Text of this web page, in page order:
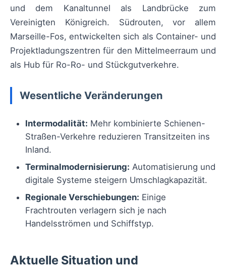
und dem Kanaltunnel als Landbrücke zum
Vereinigten Königreich. Südrouten, vor allem
Marseille-Fos, entwickelten sich als Container- und
Projektladungszentren für den Mittelmeerraum und
als Hub für Ro-Ro- und Stückgutverkehre.
Wesentliche Veränderungen
Intermodalität: Mehr kombinierte Schienen-
Straßen-Verkehre reduzieren Transitzeiten ins
Inland.
Terminalmodernisierung: Automatisierung und
digitale Systeme steigern Umschlagkapazität.
Regionale Verschiebungen: Einige
Frachtrouten verlagern sich je nach
Handelsströmen und Schiffstyp.
Aktuelle Situation und